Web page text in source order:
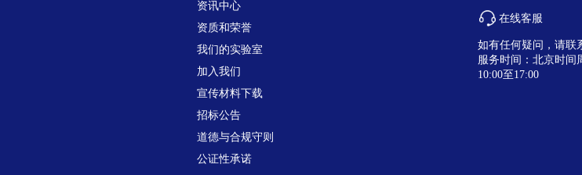
资讯中心
资质和荣誉
我们的实验室
加入我们
宣传材料下载
招标公告
道德与合规守则
公证性承诺
在线客服
如有任何疑问，请联
服务时间：北京时间
10:00至17:00